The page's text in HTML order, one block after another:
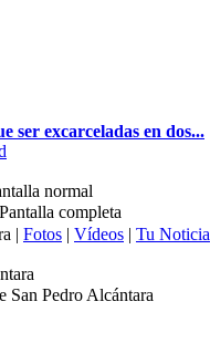
ser excarceladas en dos...
normal
Pantalla completa
| Fotos | Vídeos | Tu Noticia
San Pedro Alcántara